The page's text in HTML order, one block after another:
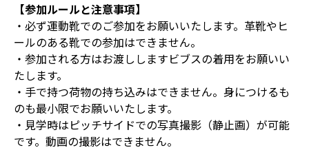
【参加ルールと注意事項】
・必ず運動靴でのご参加をお願いいたします。革靴やヒ
ールのある靴での参加はできません。
・参加される方はお渡ししますビブスの着用をお願いい
たします。
・手で持つ荷物の持ち込みはできません。身につけるも
のも最小限でお願いいたします。
・見学時はピッチサイドでの写真撮影（静止画）が可能
です。動画の撮影はできません。